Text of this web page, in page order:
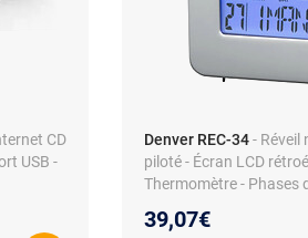
CD
USB -
Denver REC-34- Réveil
piloté - Écran LCD
Thermomètre - Phases
39,07€